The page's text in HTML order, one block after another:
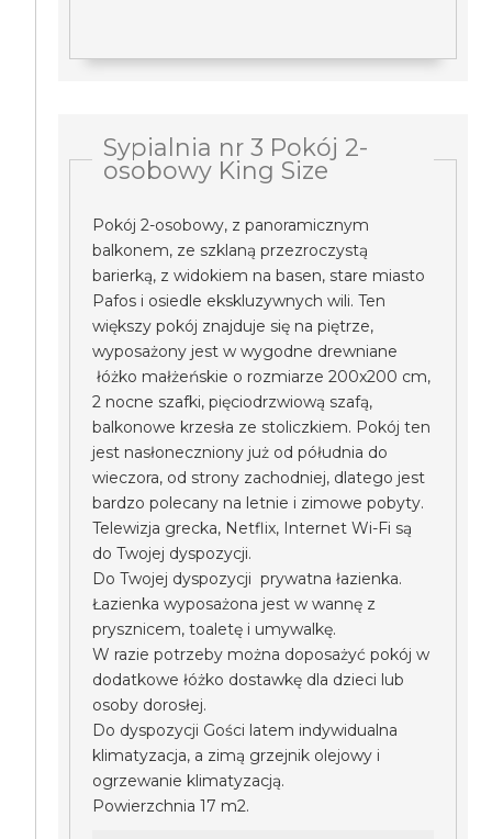
Sypialnia nr 3 Pokój 2-
osobowy King Size
Pokój 2-osobowy, z panoramicznym
balkonem, ze szklaną przezroczystą
barierką, z widokiem na basen, stare miasto
Pafos i osiedle ekskluzywnych wili. Ten
większy pokój znajduje się na piętrze,
wyposażony jest w wygodne drewniane
łóżko małżeńskie o rozmiarze 200x200 cm,
2 nocne szafki, pięciodrzwiową szafą,
balkonowe krzesła ze stoliczkiem. Pokój ten
jest nasłoneczniony już od półudnia do
wieczora, od strony zachodniej, dlatego jest
bardzo polecany na letnie i zimowe pobyty.
Telewizja grecka, Netflix, Internet Wi-Fi są
do Twojej dyspozycji.
Do Twojej dyspozycji prywatna łazienka.
Łazienka wyposażona jest w wannę z
prysznicem, toaletę i umywalkę.
W razie potrzeby można doposażyć pokój w
dodatkowe łóżko dostawkę dla dzieci lub
osoby dorosłej.
Do dyspozycji Gości latem indywidualna
klimatyzacja, a zimą grzejnik olejowy i
ogrzewanie klimatyzacją.
Powierzchnia 17 m2.